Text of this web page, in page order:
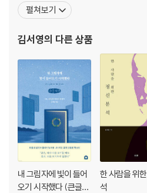
신분석학과 분석심리학적 관점에서 풀
되어줄 것이다. 지은 책으로 『영화로 읽
펼쳐보기
김서영의 다른 상품
내 그림자에 빛이 들어
오기 시작했다 (큰글자
한 사람을 위
석